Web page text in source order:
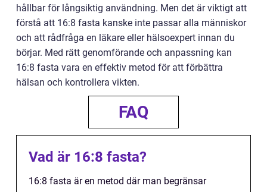
hållbar för långsiktig användning. Men det är viktigt att
förstå att 16:8 fasta kanske inte passar alla människor
och att rådfråga en läkare eller hälsoexpert innan du
börjar. Med rätt genomförande och anpassning kan
16:8 fasta vara en effektiv metod för att förbättra
hälsan och kontrollera vikten.
FAQ
Vad är 16:8 fasta?
16:8 fasta är en metod där man begränsar